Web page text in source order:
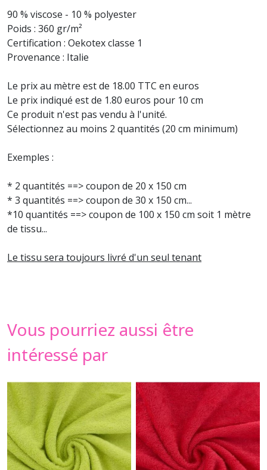
90 % viscose - 10 % polyester
Poids : 360 gr/m²
Certification : Oekotex classe 1
Provenance : Italie
Le prix au mètre est de 18.00 TTC en euros
Le prix indiqué est de 1.80 euros pour 10 cm
Ce produit n'est pas vendu à l'unité.
Sélectionnez au moins 2 quantités (20 cm minimum)
Exemples :
* 2 quantités ==> coupon de 20 x 150 cm
* 3 quantités ==> coupon de 30 x 150 cm...
*10 quantités ==> coupon de 100 x 150 cm soit 1 mètre
de tissu...
Le tissu sera toujours livré d'un seul tenant
Vous pourriez aussi être
intéressé par